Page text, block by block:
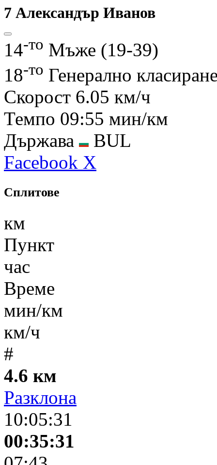
7 Александър Иванов
14-то Мъже (19-39)
18-то Генерално
Скорост 6.05 км/ч
Темпо 09:55 мин/км
Държава
BUL
Facebook X
Сплитове
км
Пункт
час
Време
мин/км
км/ч
#
4.6 км
Разклона
10:05:31
00:35:31